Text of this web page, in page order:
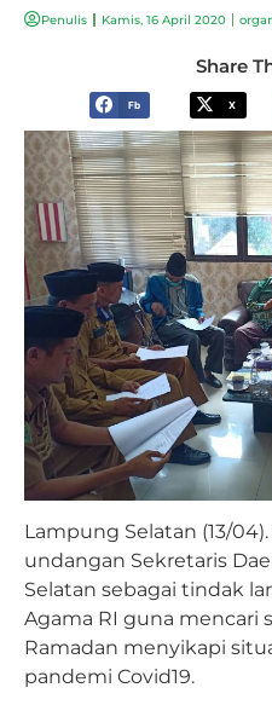
Penulis Kamis, 16 April 2020
Share
Fb X
Lampung Selatan (13/
undangan Sekretaris
Selatan sebagai tindak
Agama RI guna mencari
Ramadan menyikapi
pandemi Covid19.